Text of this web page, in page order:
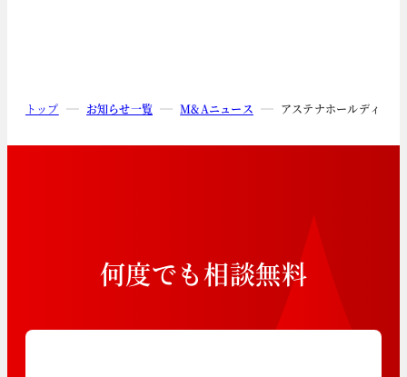
トップ お知らせ一覧 M&Aニュース アステナホールディン
何度でも相談無料